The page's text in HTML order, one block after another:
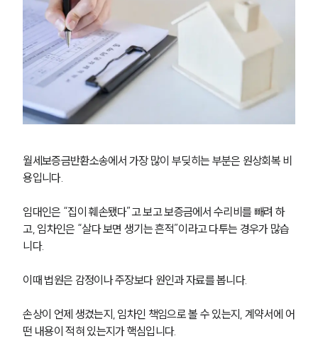
팀소개
팀소개
대륜의 강점
월세보증금반환소송에서 가장 많이 부딪히는 부분은 원상회복 비
용입니다.
임대인은 “집이 훼손됐다”고 보고 보증금에서 수리비를 빼려 하
고, 임차인은 “살다 보면 생기는 흔적”이라고 다투는 경우가 많습
니다.
이때 법원은 감정이나 주장보다 원인과 자료를 봅니다.
손상이 언제 생겼는지, 임차인 책임으로 볼 수 있는지, 계약서에 어
떤 내용이 적혀 있는지가 핵심입니다.